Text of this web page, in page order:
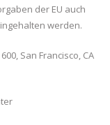
der EU auch
werden.
San Francisco, CA